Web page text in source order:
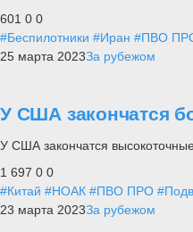
601 0 0
#Беспилотники #Иран #ПВО
25 марта 2023За рубежом
У США закончатся
У США закончатся
1 697 0 0
#Китай #НОАК #ПВО ПРО
23 марта 2023За рубежом